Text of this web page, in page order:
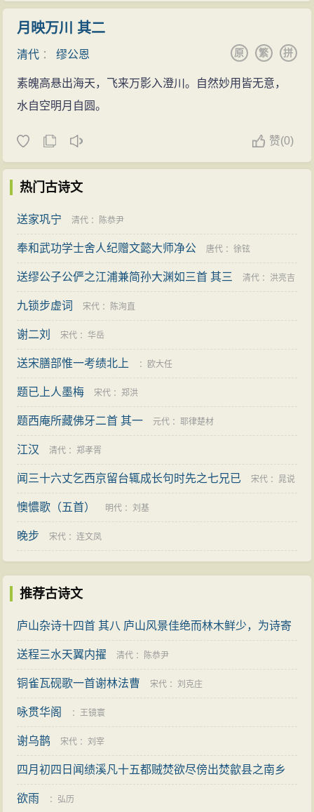
月映万川 其二
清代 ：缪公恩 拼
繁
原
素魄高悬出海天，飞来万影入澄川。自然妙用皆无意，
水自空明月自圆。
赞(0)
热门古诗文
送家巩宁 清代 ： 陈恭尹
奉和武功学士舍人纪赠文懿大师净公 唐代 ：徐铉
送缪公子公俨之江浦兼简孙大渊如三首 其三 清代 ： 洪亮吉
九锁步虚词 宋代 ： 陈洵直
谢二刘 宋代 ：华岳
送宋膳部惟一考绩北上 ： 欧大任
题已上人墨梅 宋代 ：郑洪
题西庵所藏佛牙二首 其一 元代 ：耶律楚材
江汉 清代 ：郑孝胥
闻三十六丈乞西京留台辄成长句时先之七兄已 宋代 ： 晁说
之
懊憹歌（五首） 明代 ：刘基
晚步 宋代 ：连文凤
推荐古诗文
庐山杂诗十四首 其八 庐山风景佳绝而林木鲜少，为诗寄
慨 ：汪精卫
送程三水天翼内擢 清代 ： 陈恭尹
铜雀瓦砚歌一首谢林法曹 宋代 ：刘克庄
咏贯华阁 ：王镜寰
谢乌鹊 宋代 ：刘宰
四月初四日闻绩溪凡十五都贼焚欲尽傍出焚歙县之南乡
遂焚至昌化
欲雨 ： 弘历